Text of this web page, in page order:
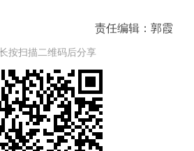
责任编辑：郭霞
按扫描二维码后分享